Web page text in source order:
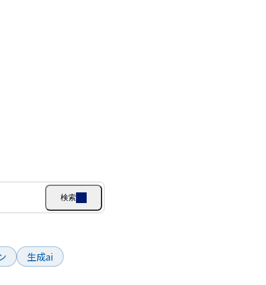
検索
生成ai